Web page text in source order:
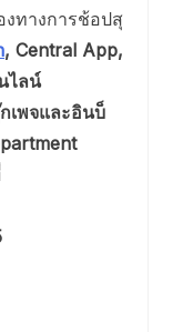
ทางการช้อปสุ
, Central App,
ไลน์
เพจและอินบ็